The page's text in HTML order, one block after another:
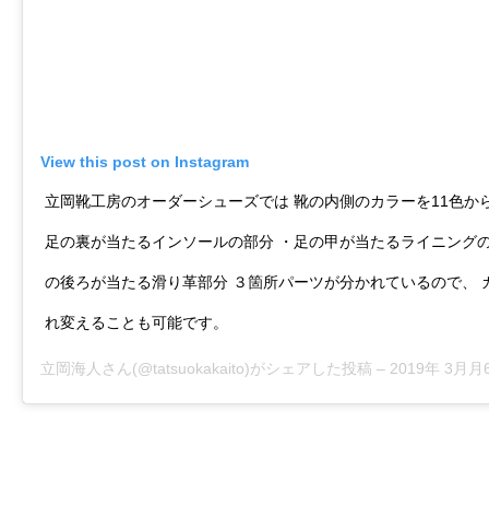
View this post on Instagram
立岡靴工房のオーダーシューズでは 靴の内側のカラーを11色か
足の裏が当たるインソールの部分 ・足の甲が当たるライニング
の後ろが当たる滑り革部分 ３箇所パーツが分かれているので、
れ変えることも可能です。
立岡海人 さん(@tatsuokakaito)がシェアした投稿 – 2019年 3月月6